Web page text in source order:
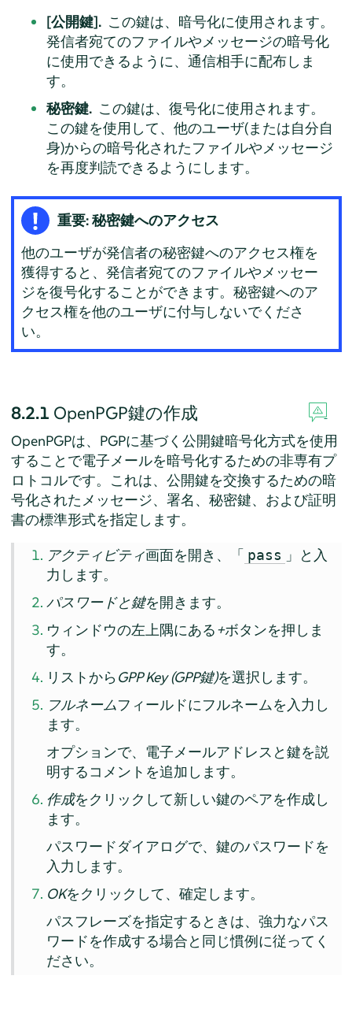
[公開鍵]. この鍵は、暗号化に使用されます。
発信者宛てのファイルやメッセージの暗号化
に使用できるように、通信相手に配布しま
す。
秘密鍵. この鍵は、復号化に使用されます。
この鍵を使用して、他のユーザ(または自分自
身)からの暗号化されたファイルやメッセージ
を再度判読できるようにします。
重要: 秘密鍵へのアクセス
他のユーザが発信者の秘密鍵へのアクセス権を
獲得すると、発信者宛てのファイルやメッセー
ジを復号化することができます。秘密鍵へのア
クセス権を他のユーザに付与しないでくださ
い。
8.2.1 OpenPGP鍵の作成
OpenPGPは、PGPに基づく公開鍵暗号化方式を使用
することで電子メールを暗号化するための非専有プ
ロトコルです。これは、公開鍵を交換するための暗
号化されたメッセージ、署名、秘密鍵、および証明
書の標準形式を指定します。
アクティビティ画面を開き、「 pass 」と入
力します。
パスワードと鍵を開きます。
ウィンドウの左上隅にある+ボタンを押しま
す。
リストから GPP Key (GPP鍵)を選択します。
フルネームフィールドにフルネームを入力し
ます。
オプションで、電子メールアドレスと鍵を説
明するコメントを追加します。
作成をクリックして新しい鍵のペアを作成し
ます。
パスワードダイアログで、鍵のパスワードを
入力します。
OKをクリックして、確定します。
パスフレーズを指定するときは、強力なパス
ワードを作成する場合と同じ慣例に従ってく
ださい。